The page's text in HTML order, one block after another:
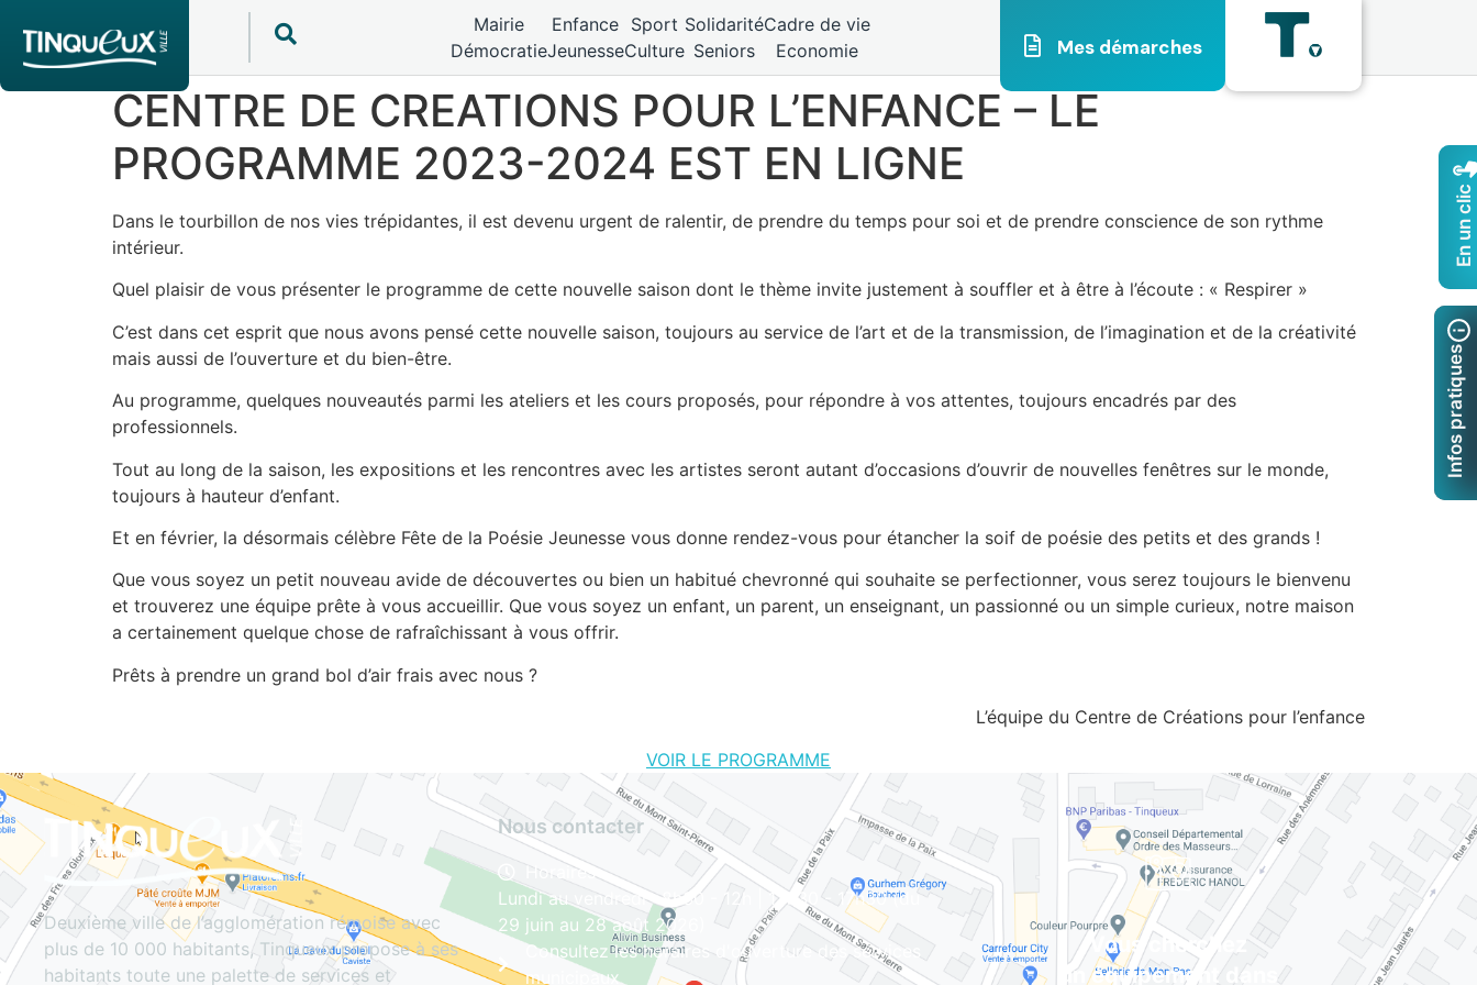
Mairie
Démocratie
Enfance
Jeunesse
Sport
Culture
Solidarité
Seniors
Cadre de vie
Economie
Mes démarches
CENTRE DE CREATIONS POUR L’ENFANCE – LE
PROGRAMME 2023-2024 EST EN LIGNE
Dans le tourbillon de nos vies trépidantes, il est devenu urgent de ralentir, de prendre du temps pour soi et de prendre conscience de son rythme
intérieur.
Quel plaisir de vous présenter le programme de cette nouvelle saison dont le thème invite justement à souffler et à être à l’écoute : « Respirer »
C’est dans cet esprit que nous avons pensé cette nouvelle saison, toujours au service de l’art et de la transmission, de l’imagination et de la créativité
mais aussi de l’ouverture et du bien-être.
Au programme, quelques nouveautés parmi les ateliers et les cours proposés, pour répondre à vos attentes, toujours encadrés par des
professionnels.
Tout au long de la saison, les expositions et les rencontres avec les artistes seront autant d’occasions d’ouvrir de nouvelles fenêtres sur le monde,
toujours à hauteur d’enfant.
Et en février, la désormais célèbre Fête de la Poésie Jeunesse vous donne rendez-vous pour étancher la soif de poésie des petits et des grands !
Que vous soyez un petit nouveau avide de découvertes ou bien un habitué chevronné qui souhaite se perfectionner, vous serez toujours le bienvenu
et trouverez une équipe prête à vous accueillir. Que vous soyez un enfant, un parent, un enseignant, un passionné ou un simple curieux, notre maison
a certainement quelque chose de rafraîchissant à vous offrir.
Prêts à prendre un grand bol d’air frais avec nous ?
L’équipe du Centre de Créations pour l’enfance
VOIR LE PROGRAMME
Deuxième ville de l’agglomération rémoise avec
plus de 10 000 habitants, Tinqueux propose à ses
habitants toute une palette de services et
Nous contacter
Horaires
Lundi au vendredi : 8h30 - 12h | 13h30 - 17h30 (du
29 juin au 28 août 2026)
Consultez les horaires d'ouverture des services
municipaux
Vous cherchez
un équipement dans
En un clic
Infos pratiques